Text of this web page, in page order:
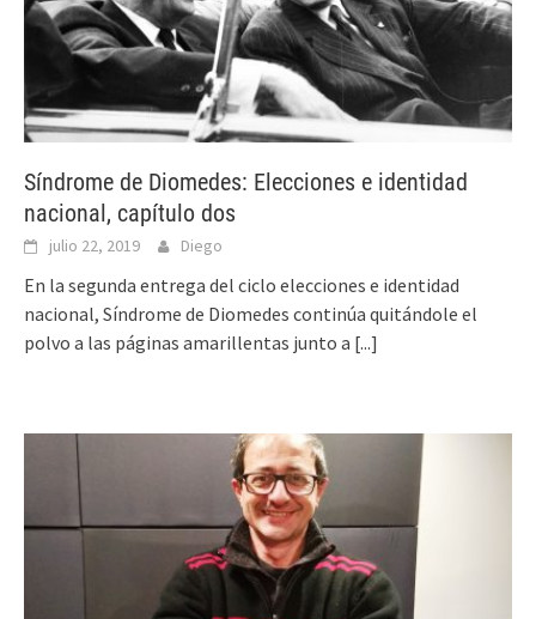
Síndrome de Diomedes: Elecciones e identidad
nacional, capítulo dos
julio 22, 2019 Diego
En la segunda entrega del ciclo elecciones e identidad
nacional, Síndrome de Diomedes continúa quitándole el
polvo a las páginas amarillentas junto a [...]